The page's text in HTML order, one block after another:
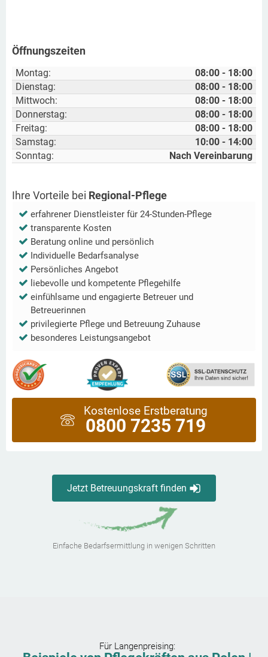
Öffnungszeiten
Montag:
08:00 - 18:00
Dienstag:
08:00 - 18:00
Mittwoch:
08:00 - 18:00
Donnerstag:
08:00 - 18:00
Freitag:
08:00 - 18:00
Samstag:
10:00 - 14:00
Sonntag:
Nach Vereinbarung
Ihre Vorteile bei Regional-Pflege
erfahrener Dienstleister für 24-Stunden-Pflege
transparente Kosten
Beratung online und persönlich
Individuelle Bedarfsanalyse
Persönliches Angebot
liebevolle und kompetente Pflegehilfe
einfühlsame und engagierte Betreuer und
Betreuerinnen
privilegierte Pflege und Betreuung Zuhause
besonderes Leistungsangebot
Kostenlose Erstberatung
0800 7235 719
Jetzt Betreuungskraft finden
Einfache Bedarfsermittlung in wenigen Schritten
Für Langenpreising: